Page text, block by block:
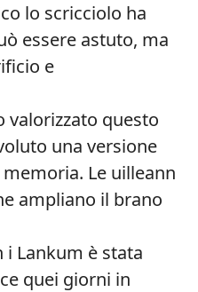
lo scricciolo ha
essere astuto, ma
e
valorizzato questo
una versione
Le uilleann
ampliano il brano
i Lankum è stata
quei giorni in